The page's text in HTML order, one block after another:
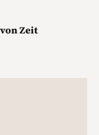
Zeit